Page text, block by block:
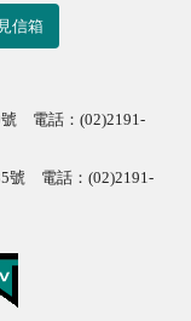
信箱
號 電話：(02)2191-
號 電話：(02)2191-